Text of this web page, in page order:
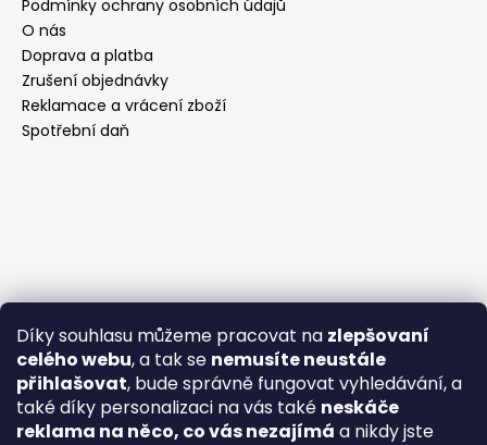
Díky souhlasu můžeme pracovat na zlepšovaní
celého webu, a tak se nemusíte neustále
přihlašovat, bude správně fungovat vyhledávání, a
také díky personalizaci na vás také neskáče
reklama na něco, co vás nezajímá a nikdy jste
Podmínky ochrany osobních údajů
O nás
Doprava a platba
Zrušení objednávky
Reklamace a vrácení zboží
Spotřební daň